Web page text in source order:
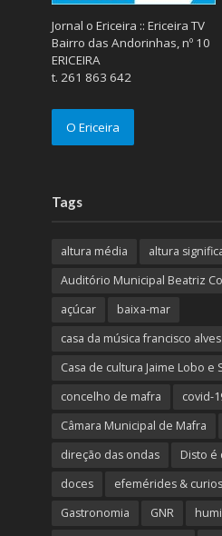
Jornal o Ericeira :: Ericeira TV
Bairro das Andorinhas, nº 10
ERICEIRA
t. 261 863 642
O Ericeira
Tags
altura média altura
Auditório Municipal Beatriz
açúcar
baixa-mar
casa da música francisco
Casa de cultura Jaime Lobo e
concelho de mafra
covid-
Câmara Municipal de Mafra
direção das ondas
Disto é
doces
efemérides &
Gastronomia
GNR